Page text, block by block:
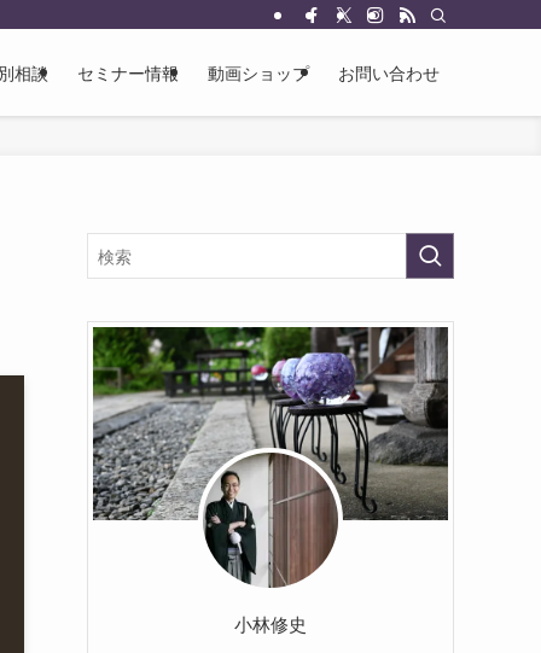
相談 セミナー情報 動画ショップ お問い合わせ
小林修史